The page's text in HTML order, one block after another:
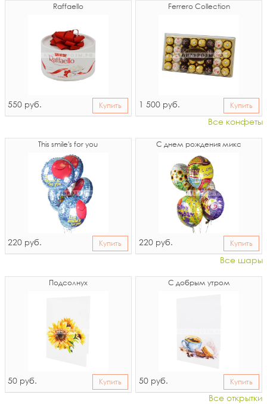
Raffaello
550 руб. Купить
Ferrero Collection
1 500 руб. Купить
Все конфеты
This smile's for you
220 руб. Купить
С днем рождения микс
220 руб. Купить
Все шары
Подсолнух
50 руб. Купить
С добрым утром
50 руб. Купить
Все открытки